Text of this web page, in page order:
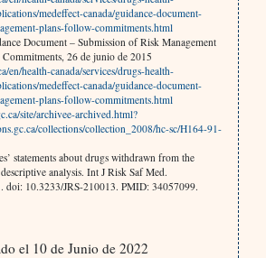
medeffect-canada/guidance-document-
plans-follow-commitments.html
Document – Submission of Risk Management
26 de junio de 2015
en/health-canada/services/drugs-health-
medeffect-canada/guidance-document-
plans-follow-commitments.html
site/archivee-archived.html?
collections/collection_2008/hc-sc/H164-91-
statements about drugs withdrawn from the
analysis. Int J Risk Saf Med.
doi: 10.3233/JRS-210013. PMID: 34057099.
el 10 de Junio de 2022